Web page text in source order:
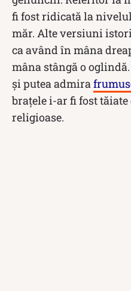
fi fost ridicată la
măr. Alte versiuni
ca având în mâna
mâna stângă o
și putea admira
brațele i-ar fi fost
religioase.